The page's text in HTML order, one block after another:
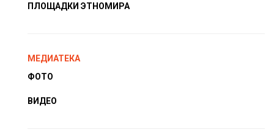
ПЛОЩАДКИ ЭТНОМИРА
МЕДИАТЕКА
ФОТО
ВИДЕО